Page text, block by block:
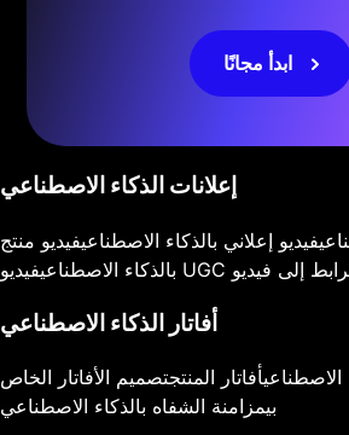
ابدأ مجانًا
إعلانات الذكاء الاصطناعي
فيديو إعلاني بالذكاء الاصطناعيفيديو منتج
بالذكاء الاصطناعي
رابط إلى فيديو
أفاتار الذكاء الاصطناعي
الاصطناعيأفاتار المنتجتصميم الأفاتار الخاص
بيمزامنة الشفاه بالذكاء الاصطناعي